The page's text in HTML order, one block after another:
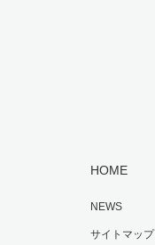
HOME
NEWS
サイトマップ